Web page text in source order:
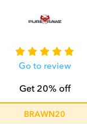
Go to review
Get 20% off
BRAWN20